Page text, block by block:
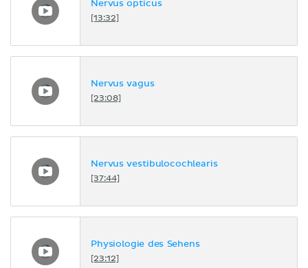
Nervus opticus
[13:32]
Nervus vagus
[23:08]
Nervus vestibulocochlearis
[37:44]
Physiologie des Sehens
[23:12]